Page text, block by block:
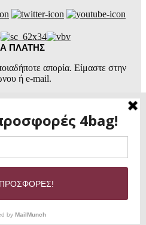
ΠΛΑΤΗΣ
απορία. Είμαστε στην
ή e-mail.
| WEB DESIGN |